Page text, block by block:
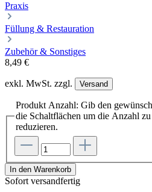
Praxis
Füllung & Restauration
Zubehör & Sonstiges
8,49 €
exkl. MwSt. zzgl. Versand
Produkt Anzahl: Gib den
die Schaltflächen um die Anzahl
reduzieren.
In den Warenkorb
Sofort versandfertig